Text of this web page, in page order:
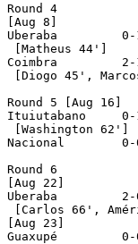
Round 4
[Aug 8]
Uberaba		0-1  Nacional		[Att.:3,380]
[Matheus 44']
Coimbra		2-1  Ituiutabano	[Att.:57]
[Diogo 45',
Round 5 [Aug 16]
Ituiutabano	0-1  Uberaba		[Att.:736]
[Washington 62']
Nacional	0-0  Guaxupé		[Att.:519]
Round 6
[Aug 22]
Uberaba		2-0  Ituiutabano	[Att.:729]
[Carlos 66',
[Aug 23]
Guaxupé		0-0  Nacional		[Att.:527]